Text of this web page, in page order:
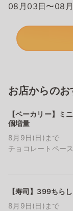
08月03日〜08
お店からの
【ベーカリー】ミ
個増量
8月9日(日)まで
チョコレートペー
【寿司】399ちら
8月9日(日)まで